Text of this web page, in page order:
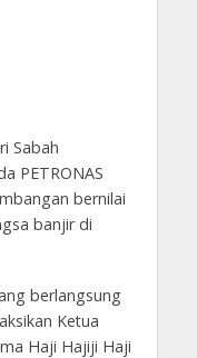
Sabah
PETRONAS
bernilai
banjir di
berlangsung
Ketua
Haji Hajiji Haji